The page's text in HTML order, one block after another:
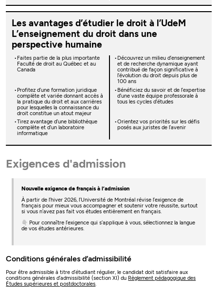
Les avantages d’étudier le droit à l’UdeM
L’enseignement du droit dans une
perspective humaine
Faites partie de la plus importante
Faculté de droit au Québec et au
Canada
Découvrez un milieu d’enseignement
et de recherche dynamique ayant
contribué de façon significative à
l’évolution du droit depuis plus de
100 ans
Profitez d’une formation juridique
complète et variée donnant accès à
la pratique du droit et aux carrières
pour lesquelles la connaissance du
droit constitue un atout majeur
Bénéficiez du savoir et de l’expertise
d’une vaste équipe professorale à
tous les cycles d’études
Tirez avantage d’une bibliothèque
complète et d’un laboratoire
informatique
Orientez vos priorités sur les défis
posés aux juristes de l’avenir
Exigences d'admission
Nouvelle exigence de français à l’admission
À partir de l’hiver 2026, l’Université de Montréal révise l’exigence de
français pour mieux vous accompagner et soutenir votre réussite, surtout
si vous n’avez pas fait vos études entièrement en français.
👇 Pour connaître l’exigence qui s’applique à vous, sélectionnez la langue
de vos études antérieures.
Conditions générales d’admissibilité
Pour être admissible à titre d’étudiant régulier, le candidat doit satisfaire aux
conditions générales d’admissibilité (section XI) du Règlement pédagogique des
Études supérieures et postdoctorales.